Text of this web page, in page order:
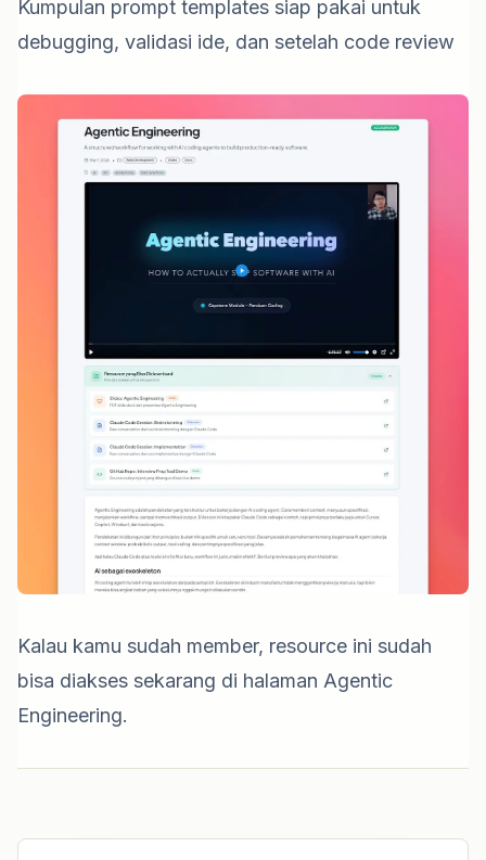
Kumpulan prompt templates siap pakai untuk
debugging, validasi ide, dan setelah code review
Kalau kamu sudah member, resource ini sudah
bisa diakses sekarang di halaman Agentic
Engineering.